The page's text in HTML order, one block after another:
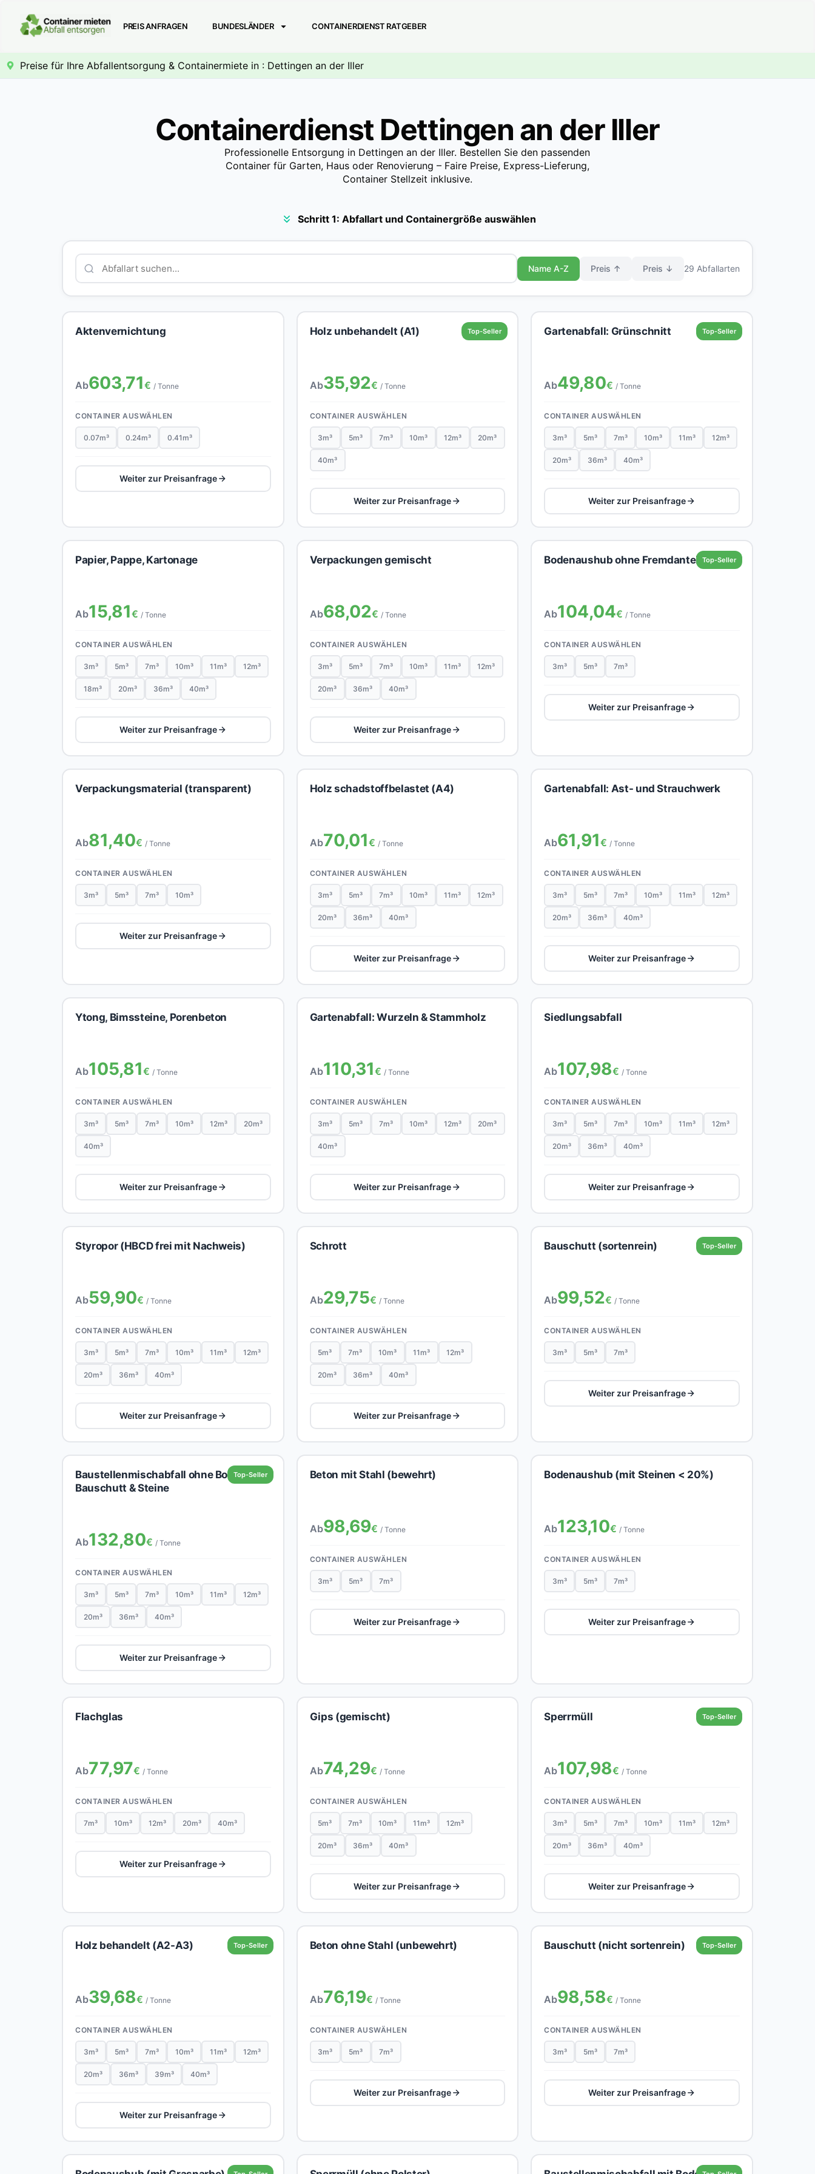
PREIS ANFRAGEN BUNDESLÄNDER CONTAINERDIENST RATGEBER
Preise für Ihre Abfallentsorgung & Containermiete in : Dettingen an der Iller
Containerdienst Dettingen an der Iller
Professionelle Entsorgung in Dettingen an der Iller. Bestellen Sie den passenden
Container für Garten, Haus oder Renovierung – Faire Preise, Express-Lieferung,
Container Stellzeit inklusive.
Schritt 1: Abfallart und Containergröße auswählen
Name A-Z Preis ↑ Preis ↓ 29 Abfallarten
Aktenvernichtung
Ab603,71€ / Tonne
CONTAINER AUSWÄHLEN
0.07m³ 0.24m³ 0.41m³
Weiter zur Preisanfrage
Top-Seller
Holz unbehandelt (A1)
Ab35,92€ / Tonne
CONTAINER AUSWÄHLEN
3m³ 5m³ 7m³ 10m³ 12m³ 20m³
40m³
Weiter zur Preisanfrage
Top-Seller
Gartenabfall: Grünschnitt
Ab49,80€ / Tonne
CONTAINER AUSWÄHLEN
3m³ 5m³ 7m³ 10m³ 11m³ 12m³
20m³ 36m³ 40m³
Weiter zur Preisanfrage
Papier, Pappe, Kartonage
Ab15,81€ / Tonne
CONTAINER AUSWÄHLEN
3m³ 5m³ 7m³ 10m³ 11m³ 12m³
18m³ 20m³ 36m³ 40m³
Weiter zur Preisanfrage
Verpackungen gemischt
Ab68,02€ / Tonne
CONTAINER AUSWÄHLEN
3m³ 5m³ 7m³ 10m³ 11m³ 12m³
20m³ 36m³ 40m³
Weiter zur Preisanfrage
Top-Seller
Bodenaushub ohne Fremdanteil
Ab104,04€ / Tonne
CONTAINER AUSWÄHLEN
3m³ 5m³ 7m³
Weiter zur Preisanfrage
Verpackungsmaterial (transparent)
Ab81,40€ / Tonne
CONTAINER AUSWÄHLEN
3m³ 5m³ 7m³ 10m³
Weiter zur Preisanfrage
Holz schadstoffbelastet (A4)
Ab70,01€ / Tonne
CONTAINER AUSWÄHLEN
3m³ 5m³ 7m³ 10m³ 11m³ 12m³
20m³ 36m³ 40m³
Weiter zur Preisanfrage
Gartenabfall: Ast- und Strauchwerk
Ab61,91€ / Tonne
CONTAINER AUSWÄHLEN
3m³ 5m³ 7m³ 10m³ 11m³ 12m³
20m³ 36m³ 40m³
Weiter zur Preisanfrage
Ytong, Bimssteine, Porenbeton
Ab105,81€ / Tonne
CONTAINER AUSWÄHLEN
3m³ 5m³ 7m³ 10m³ 12m³ 20m³
40m³
Weiter zur Preisanfrage
Gartenabfall: Wurzeln & Stammholz
Ab110,31€ / Tonne
CONTAINER AUSWÄHLEN
3m³ 5m³ 7m³ 10m³ 12m³ 20m³
40m³
Weiter zur Preisanfrage
Siedlungsabfall
Ab107,98€ / Tonne
CONTAINER AUSWÄHLEN
3m³ 5m³ 7m³ 10m³ 11m³ 12m³
20m³ 36m³ 40m³
Weiter zur Preisanfrage
Styropor (HBCD frei mit Nachweis)
Ab59,90€ / Tonne
CONTAINER AUSWÄHLEN
3m³ 5m³ 7m³ 10m³ 11m³ 12m³
20m³ 36m³ 40m³
Weiter zur Preisanfrage
Schrott
Ab29,75€ / Tonne
CONTAINER AUSWÄHLEN
5m³ 7m³ 10m³ 11m³ 12m³
20m³ 36m³ 40m³
Weiter zur Preisanfrage
Top-Seller
Bauschutt (sortenrein)
Ab99,52€ / Tonne
CONTAINER AUSWÄHLEN
3m³ 5m³ 7m³
Weiter zur Preisanfrage
Top-Seller
Baustellenmischabfall ohne Boden,
Bauschutt & Steine
Ab132,80€ / Tonne
CONTAINER AUSWÄHLEN
3m³ 5m³ 7m³ 10m³ 11m³ 12m³
20m³ 36m³ 40m³
Weiter zur Preisanfrage
Beton mit Stahl (bewehrt)
Ab98,69€ / Tonne
CONTAINER AUSWÄHLEN
3m³ 5m³ 7m³
Weiter zur Preisanfrage
Bodenaushub (mit Steinen < 20%)
Ab123,10€ / Tonne
CONTAINER AUSWÄHLEN
3m³ 5m³ 7m³
Weiter zur Preisanfrage
Flachglas
Ab77,97€ / Tonne
CONTAINER AUSWÄHLEN
7m³ 10m³ 12m³ 20m³ 40m³
Weiter zur Preisanfrage
Gips (gemischt)
Ab74,29€ / Tonne
CONTAINER AUSWÄHLEN
5m³ 7m³ 10m³ 11m³ 12m³
20m³ 36m³ 40m³
Weiter zur Preisanfrage
Top-Seller
Sperrmüll
Ab107,98€ / Tonne
CONTAINER AUSWÄHLEN
3m³ 5m³ 7m³ 10m³ 11m³ 12m³
20m³ 36m³ 40m³
Weiter zur Preisanfrage
Top-Seller
Holz behandelt (A2-A3)
Ab39,68€ / Tonne
CONTAINER AUSWÄHLEN
3m³ 5m³ 7m³ 10m³ 11m³ 12m³
20m³ 36m³ 39m³ 40m³
Weiter zur Preisanfrage
Beton ohne Stahl (unbewehrt)
Ab76,19€ / Tonne
CONTAINER AUSWÄHLEN
3m³ 5m³ 7m³
Weiter zur Preisanfrage
Top-Seller
Bauschutt (nicht sortenrein)
Ab98,58€ / Tonne
CONTAINER AUSWÄHLEN
3m³ 5m³ 7m³
Weiter zur Preisanfrage